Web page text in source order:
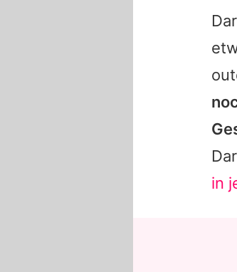
in